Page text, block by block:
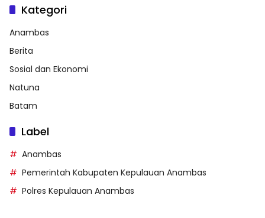
Kategori
Anambas
Berita
Sosial dan Ekonomi
Natuna
Batam
Label
Anambas
Pemerintah Kabupaten Kepulauan Anambas
Polres Kepulauan Anambas